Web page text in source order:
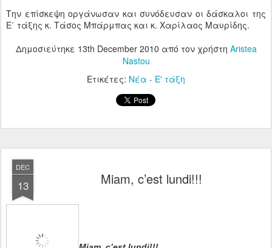
Την επίσκεψη οργάνωσαν και συνόδευσαν οι δάσκαλοι της
Ε΄ τάξης κ. Τάσος Μπάρμπας και κ. Χαρίλαος Μαυρίδης.
Δημοσιεύτηκε 13th December 2010 από τον χρήστη Aristea
Nastou
Ετικέτες: Νέα - Ε' τάξη
DEC
13 Miam, c’est lundi!!!